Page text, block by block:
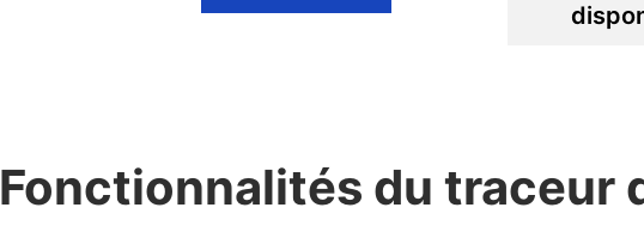
Fonctionnalités du traceur